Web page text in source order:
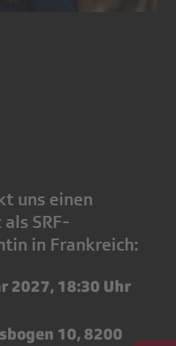
uns einen
SRF-
in Frankreich:
2027, 18:30 Uhr
10, 8200